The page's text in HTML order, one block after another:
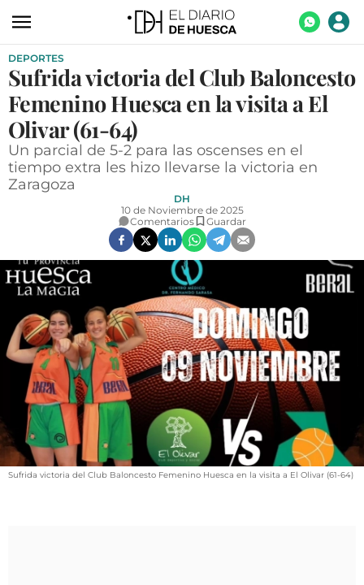
ACTUALIDAD
ECONOMÍA
TECNOLOGÍA
TURISMO
AGROALIMENTACIÓN
SOCIEDAD
GALERÍAS
VÍDEOS
CONTACTAR
FIESTAS EN EL ALTO ARAGÓN
FIESTAS DE SAN LORENZO
DEPORTES
Sufrida victoria del Club Baloncesto
Femenino Huesca en la visita a El
Olivar (61-64)
Un parcial de 5-2 para las oscenses en el
tiempo extra les hizo llevarse la victoria en
Zaragoza
DH
10 de Noviembre de 2025
Comentarios
Guardar
Sufrida victoria del Club Baloncesto Femenino Huesca en la visita a El Olivar (61-64)